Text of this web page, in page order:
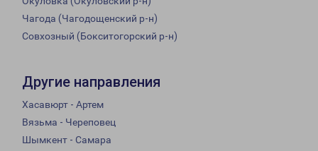
Чагода (Чагодощенский р-н)
Совхозный (Бокситогорский р-н)
Другие направления
Хасавюрт - Артем
Вязьма - Череповец
Шымкент - Самара